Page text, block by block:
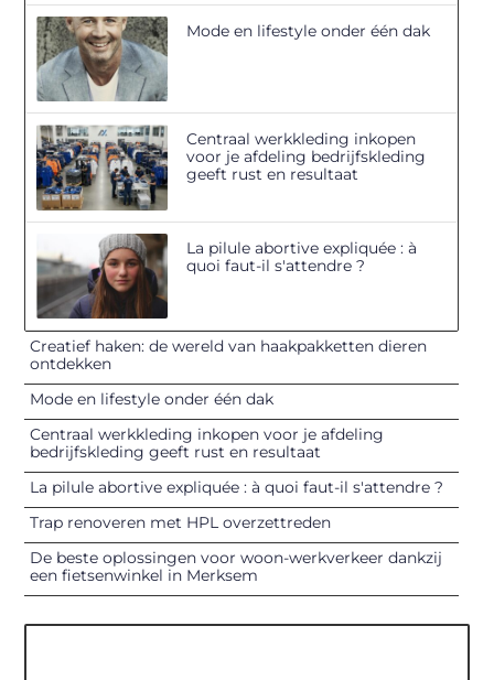
Mode en lifestyle onder één dak
Centraal werkkleding inkopen
voor je afdeling bedrijfskleding
geeft rust en resultaat
La pilule abortive expliquée : à
quoi faut-il s'attendre ?
Creatief haken: de wereld van haakpakketten dieren
ontdekken
Mode en lifestyle onder één dak
Centraal werkkleding inkopen voor je afdeling
bedrijfskleding geeft rust en resultaat
La pilule abortive expliquée : à quoi faut-il s'attendre ?
Trap renoveren met HPL overzettreden
De beste oplossingen voor woon-werkverkeer dankzij
een fietsenwinkel in Merksem